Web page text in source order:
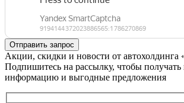
Акции, скидки и новости от автохолдинга
Подпишитесь на рассылку, чтобы
информацию и выгодные предложения